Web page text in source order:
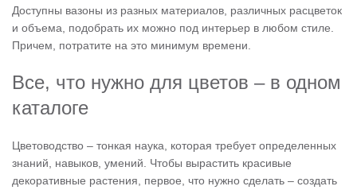
Доступны вазоны из разных материалов, различных расцветок
и объема, подобрать их можно под интерьер в любом стиле.
Причем, потратите на это минимум времени.
Все, что нужно для цветов – в одном
каталоге
Цветоводство – тонкая наука, которая требует определенных
знаний, навыков, умений. Чтобы вырастить красивые
декоративные растения, первое, что нужно сделать – создать